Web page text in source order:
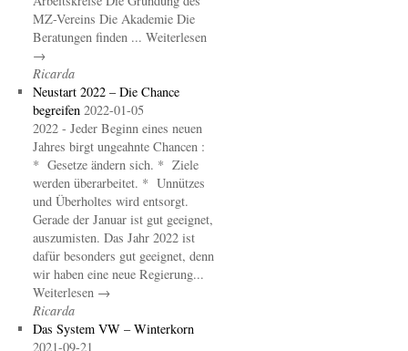
MZ-Vereins Die Akademie Die
Beratungen finden ... Weiterlesen
→
Ricarda
Neustart 2022 – Die Chance
begreifen 2022-01-05
2022 - Jeder Beginn eines neuen
Jahres birgt ungeahnte Chancen :
* Gesetze ändern sich. * Ziele
werden überarbeitet. * Unnützes
und Überholtes wird entsorgt.
Gerade der Januar ist gut geeignet,
auszumisten. Das Jahr 2022 ist
dafür besonders gut geeignet, denn
wir haben eine neue Regierung...
Weiterlesen →
Ricarda
Das System VW – Winterkorn
2021-09-21